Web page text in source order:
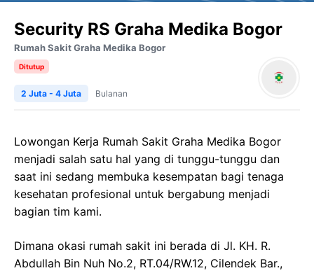
Security RS Graha Medika Bogor
Rumah Sakit Graha Medika Bogor
Ditutup
2 Juta - 4 Juta Bulanan
Lowongan Kerja Rumah Sakit Graha Medika Bogor
menjadi salah satu hal yang di tunggu-tunggu dan
saat ini sedang membuka kesempatan bagi tenaga
kesehatan profesional untuk bergabung menjadi
bagian tim kami.
Dimana okasi rumah sakit ini berada di Jl. KH. R.
Abdullah Bin Nuh No.2, RT.04/RW.12, Cilendek Bar.,